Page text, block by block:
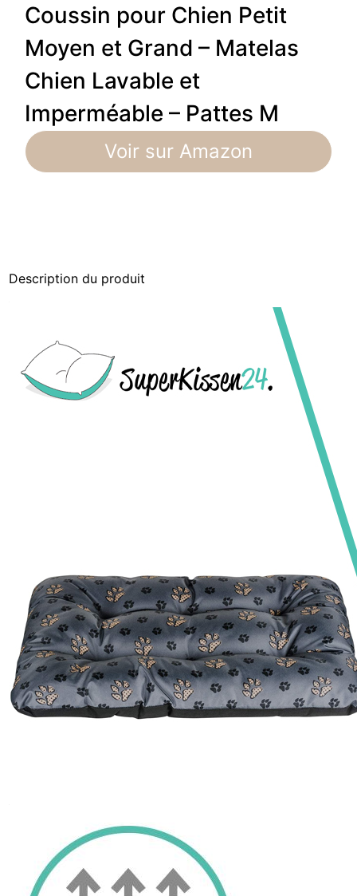
Coussin pour Chien Petit
Moyen et Grand – Matelas
Chien Lavable et
Imperméable – Pattes M
Voir sur Amazon
Description du produit